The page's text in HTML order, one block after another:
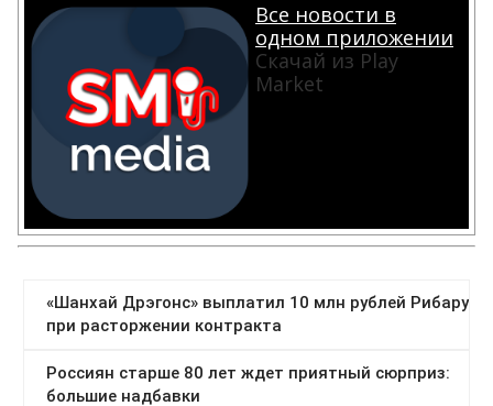
Все новости в
одном приложении
Скачай из Play
Market